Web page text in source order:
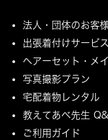
法人・団体のお客
出張着付けサービス
ヘアーセット・メ
写真撮影プラン
宅配着物レンタル
教えてあべ先生
ご利用ガイド